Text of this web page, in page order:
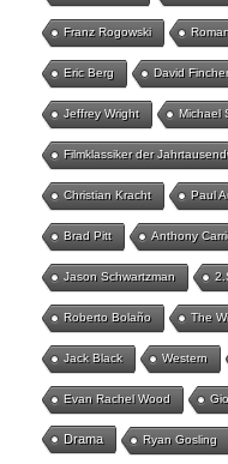
Franz Rogowski
Eric Berg David
Jeffrey Wright Michael
Filmklassiker der
Christian Kracht Paul
Brad Pitt Anthony
Jason Schwartzman
Roberto Bolaño The
Jack Black Western
Evan Rachel Wood
Drama Ryan Gosling